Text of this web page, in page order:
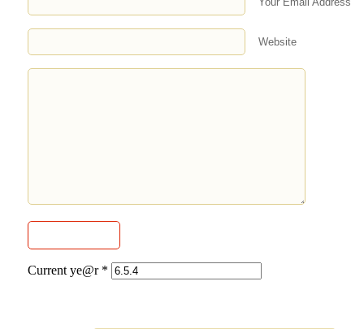
Website
Current ye@r *